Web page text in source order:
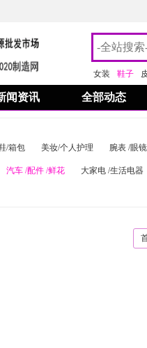
女装 鞋子
闻资讯 全部动态
/箱包 美妆/个人护理 腕表 /眼
汽车 /配件 /鲜花 大家电 /生活电器